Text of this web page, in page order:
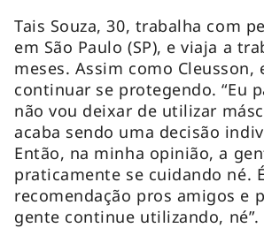
Tais Souza, 30, trabalha com
em São Paulo (SP), e viaja a
meses. Assim como Cleusson,
continuar se protegendo. “Eu
não vou deixar de utilizar
acaba sendo uma decisão
Então, na minha opinião, a
praticamente se cuidando né.
recomendação pros amigos e
gente continue utilizando, né”.